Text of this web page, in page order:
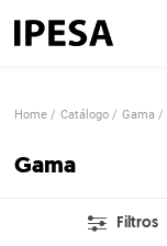
Home Catálogo Gama
Gama
Filtros